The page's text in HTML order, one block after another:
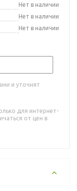
Нет в наличии
Нет в наличии
Нет в наличии
и уточнят
для интернет-
от цен в